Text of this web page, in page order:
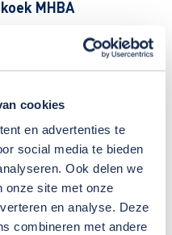
cookies
en advertenties te
social media te bieden
Ook delen we
onze site met onze
en analyse. Deze
combineren met andere
MHBA
Coöperatie
Rotterdam
Capelle
SAN/Centra voor